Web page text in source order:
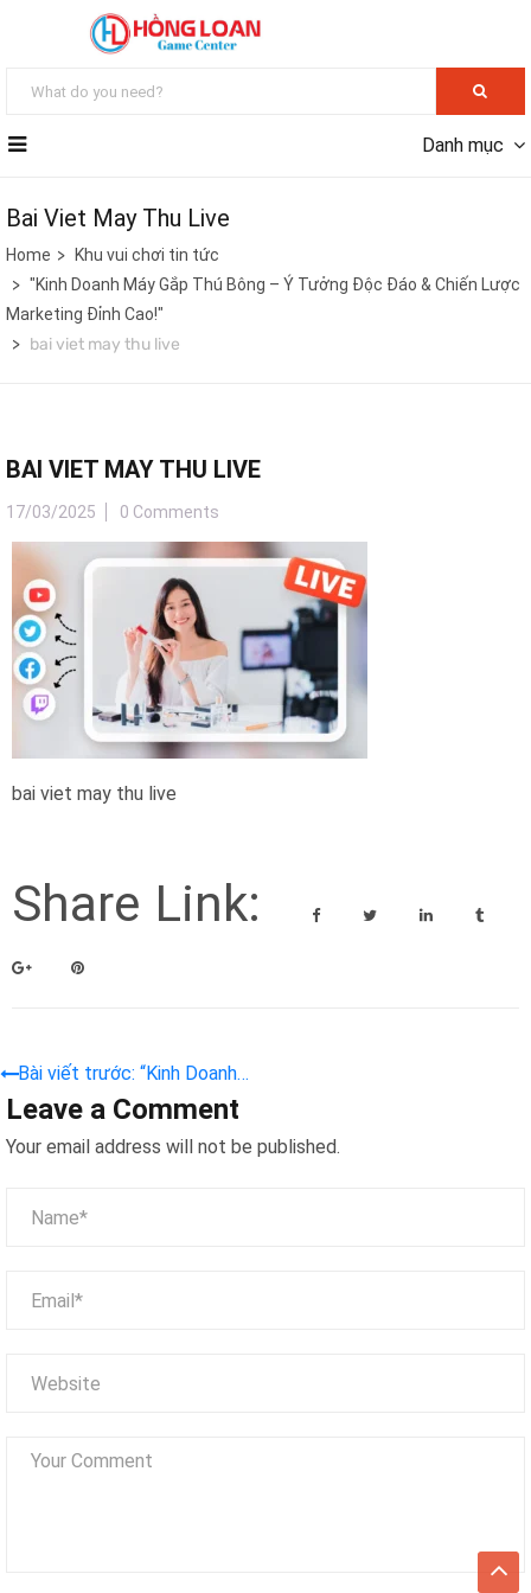
Danh mục
Bai Viet May Thu Live
Home
Khu vui chơi tin tức
"Kinh Doanh Máy Gắp Thú Bông – Ý Tưởng Độc Đáo & Chiến Lược
Marketing Đỉnh Cao!"
bai viet may thu live
BAI VIET MAY THU LIVE
17/03/2025 0 Comments
bai viet may thu live
Share Link:
Bài viết trước: “Kinh Doanh
Máy Gắp Thú Bông – Ý
Tưởng Độc Đáo & Chiến
Leave a Comment
Your email address will not be published.